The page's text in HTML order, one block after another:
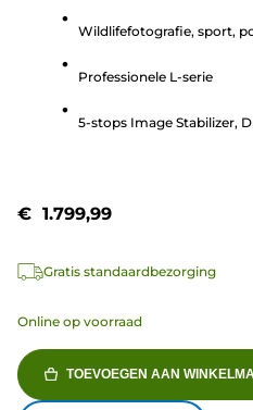
sterren.
Wildlifefotografie, sport,
Professionele L-serie
5-stops Image Stabilizer,
€ 1.799,99
Gratis standaardbezorging
Online op voorraad
TOEVOEGEN AAN